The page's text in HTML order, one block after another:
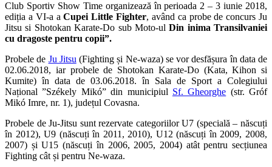
Club Sportiv Show Time organizează în perioada 2 – 3 iunie 2018,
ediția a VI-a aCupei Little Fighter, având ca probe de concurs Ju
Jitsu si Shotokan Karate-Do sub Moto-ulDin inima Transilvaniei
cu dragoste pentru copii”.
Probele de Ju Jitsu (Fighting și Ne-waza) se vor desfășura în data de
02.06.2018, iar probele de Shotokan Karate-Do (Kata, Kihon si
Kumite) în data de 03.06.2018. în Sala de Sport a Colegiului
Național ”Székely Mikó” din municipiul Sf. Gheorghe (str. Gróf
Mikó Imre, nr. 1), județul Covasna.
Probele de Ju-Jitsu sunt rezervate categoriilor U7 (specială – născuți
în 2012), U9 (născuți în 2011, 2010), U12 (născuți în 2009, 2008,
2007) și U15 (născuți în 2006, 2005, 2004) atât pentru secțiunea
Fighting cât și pentru Ne-waza.